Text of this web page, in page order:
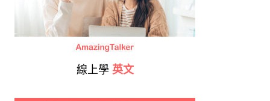
線上學 英文